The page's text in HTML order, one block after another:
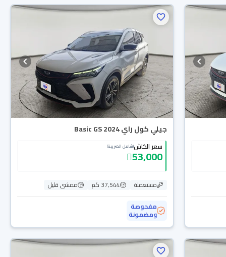
جيلي كول راي Basic GS 2024
سعر الكاش(شامل الضريبة)
53,000
مستعملة 37,544 كم
ممشى قليل
مفحوصة
ومضمونة